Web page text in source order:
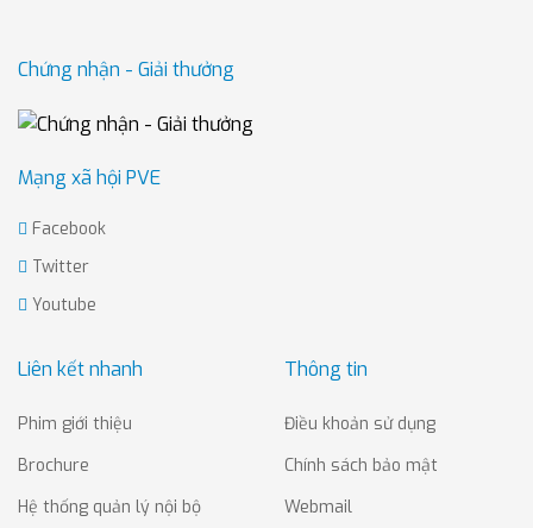
Chứng nhận - Giải thưởng
Mạng xã hội PVE
Facebook
Twitter
Youtube
Liên kết nhanh
Phim giới thiệu
Brochure
Hệ thống quản lý nội bộ
Thông tin
Điều khoản sử dụng
Chính sách bảo mật
Webmail